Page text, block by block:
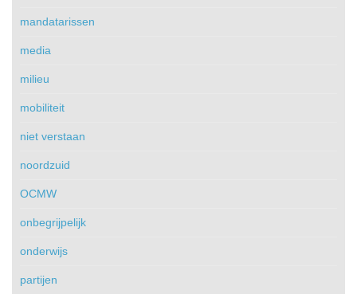
mandatarissen
media
milieu
mobiliteit
niet verstaan
noordzuid
OCMW
onbegrijpelijk
onderwijs
partijen